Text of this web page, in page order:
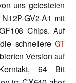
uns getesteten
GV2-A1 mit
Chips. Auf
schnellere GT
Version auf
64 Bit